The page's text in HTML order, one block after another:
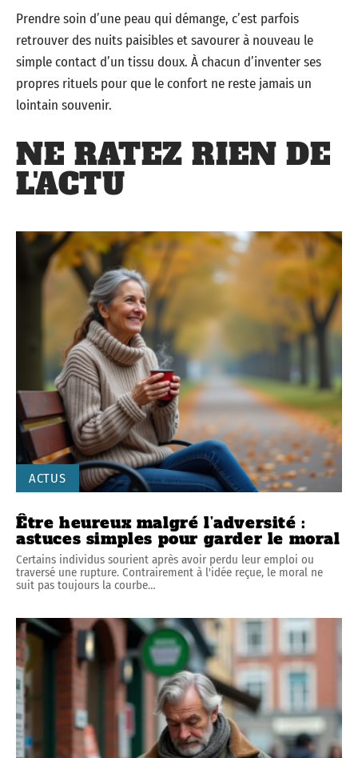
Prendre soin d’une peau qui démange, c’est parfois
retrouver des nuits paisibles et savourer à nouveau le
simple contact d’un tissu doux. À chacun d’inventer ses
propres rituels pour que le confort ne reste jamais un
lointain souvenir.
NE RATEZ RIEN DE
L'ACTU
ACTUS
Être heureux malgré l’adversité :
astuces simples pour garder le moral
Certains individus sourient après avoir perdu leur emploi ou
traversé une rupture. Contrairement à l'idée reçue, le moral ne
suit pas toujours la courbe…